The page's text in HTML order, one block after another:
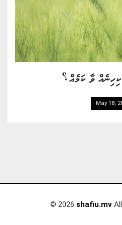
ވާ ކަމެއް؟
May 18,
© 2026 shafiu.mvAll